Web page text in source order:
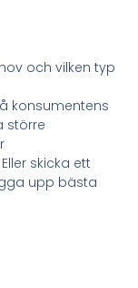
och vilken typ
konsumentens
större
skicka ett
upp bästa